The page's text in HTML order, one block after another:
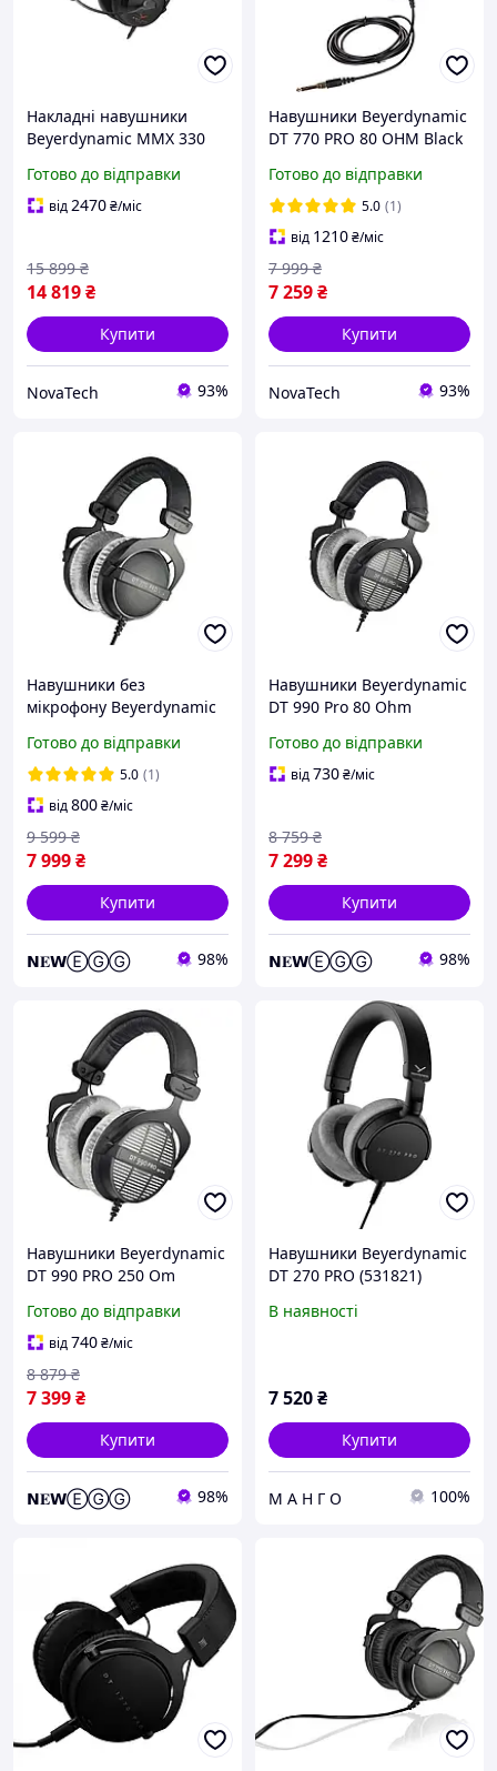
Накладні навушники
Beyerdynamic MMX 330
Готово до відправки
від2470₴/міс
14 819₴
15 899 ₴
Купити
NovaTech 93%
Навушники Beyerdynamic
DT 770 PRO 80 OHM Black
(MISBYESLU0013)
Готово до відправки
5.0 (1)
від 1210₴/міс
7 259₴
7 999 ₴
Купити
NovaTech 93%
Навушники без
мікрофону Beyerdynamic
Готово до відправки
5.0 (1)
від800₴/міс
7 999₴
9 599 ₴
Купити
𝗡𝐄𝗪ⒺⒼⒼ 98%
Навушники Beyerdynamic
DT 990 Pro 80 Ohm
Готово до відправки
від730₴/міс
7 299₴
8 759 ₴
Купити
𝗡𝐄𝗪ⒺⒼⒼ 98%
Навушники Beyerdynamic
DT 990 PRO 250 Om
Готово до відправки
від740₴/міс
7 399₴
8 879 ₴
Купити
𝗡𝐄𝗪ⒺⒼⒼ 98%
Навушники Beyerdynamic
DT 270 PRO (531821)
В наявності
7 520₴
Купити
М А Н Г О 100%